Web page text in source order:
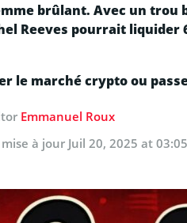
brûlant. Avec un trou
Reeves pourrait liquider
le marché crypto ou
Emmanuel Roux
à jour Juil 20, 2025 at